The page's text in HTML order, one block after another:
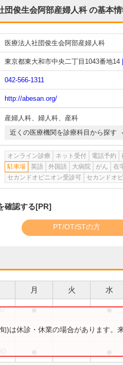
団俊生会阿部産婦人科の基本情
医療法人社団俊生会阿部産婦人科
東京都東大和市中央二丁目1043番地14
042-566-1311
http://abesan.org/
産婦人科、 婦人科、 産科
近くの医療機関を診療科目から探す
オンライン診療 ネット受付 電話予約
駐車場
英語 外国語 大病院 がん 在
セカンドオピニオン受診可
セカンドオ
確認する[PR]
PT/OT/STの方
月 火 水
● ●
●
)は休診・休業の場合があります。